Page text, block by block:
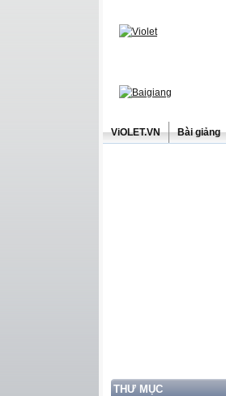
ViOLET.VN Bài giảng
THƯ MỤC